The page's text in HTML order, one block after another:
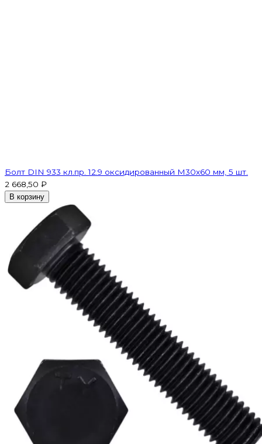
Болт DIN 933 кл.пр. 12.9 оксидированный M30х60 мм, 5 шт.
2 668,50 ₽
В корзину